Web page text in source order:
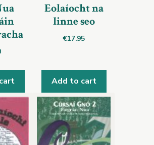
Eolaíocht na
linne seo
€17.95
Add to cart